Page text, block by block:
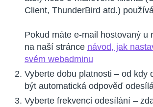
Client, ThunderBird atd.)
Pokud máte e-mail hostovaný u
na naší stránce návod, jak
svém webadminu
Vyberte dobu platnosti – od kdy
být automatická odpověď
Vyberte frekvenci odesílání –